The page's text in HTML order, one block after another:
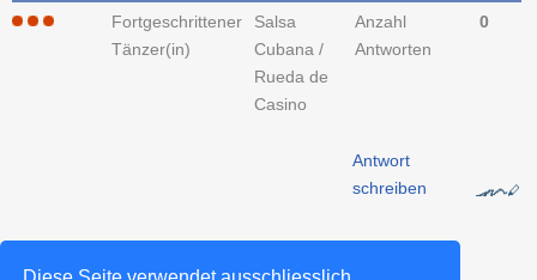
Fortgeschrittener
Tänzer(in)
Salsa
Cubana /
Rueda de
Casino
Anzahl
Antworten
0
Antwort
schreiben
Tanzpartner-Sucheintrag erstellen >>